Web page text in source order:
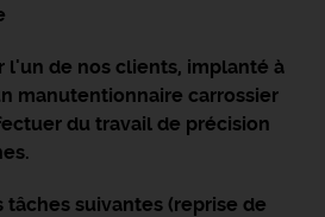
l'un de nos clients, implanté à
manutentionnaire carrossier
du travail de précision
tâches suivantes (reprise de